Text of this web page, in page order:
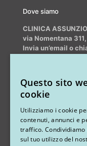
Dove siamo
CLINICA
via Nomentana
Invia un’email o
Altri studi
STUDIO
via Sandro Pertini
Questo sito
cookie
Utilizziamo i cookie
contenuti, annunci e
traffico.
sul tuo utilizzo del